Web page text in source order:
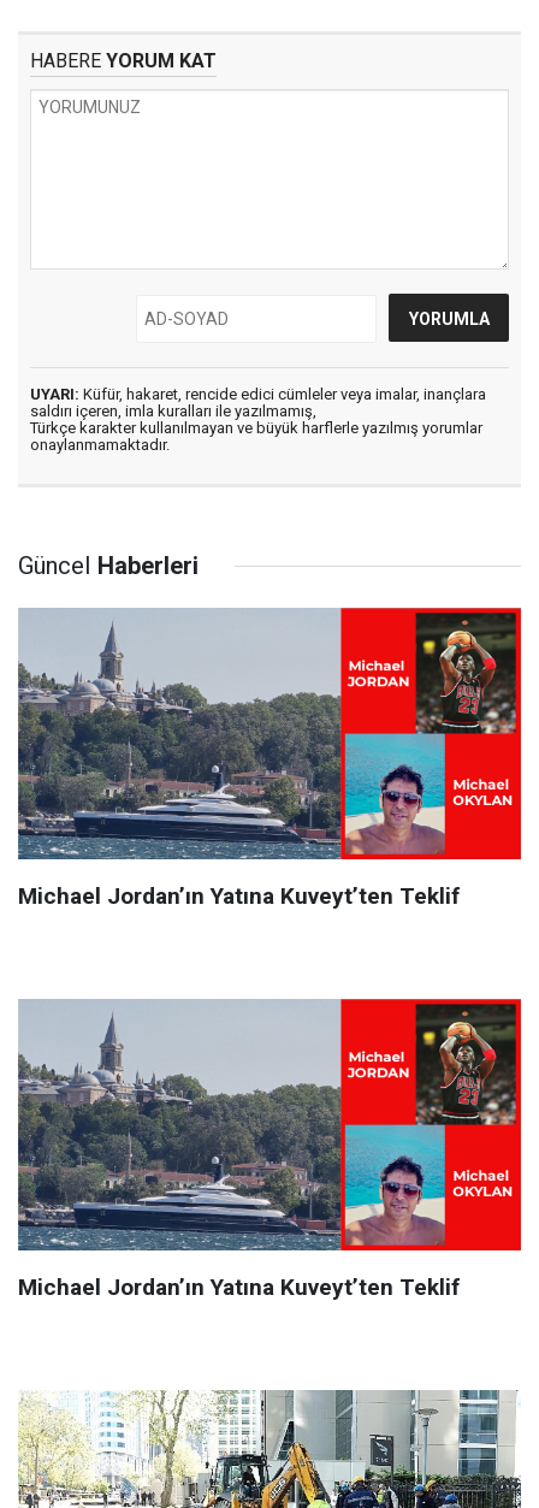
HABERE YORUM KAT
UYARI: Küfür, hakaret, rencide edici cümleler veya imalar, inançlara
saldırı içeren, imla kuralları ile yazılmamış,
Türkçe karakter kullanılmayan ve büyük harflerle yazılmış yorumlar
onaylanmamaktadır.
Güncel Haberleri
Michael Jordan’ın Yatına Kuveyt’ten Teklif
Michael Jordan’ın Yatına Kuveyt’ten Teklif